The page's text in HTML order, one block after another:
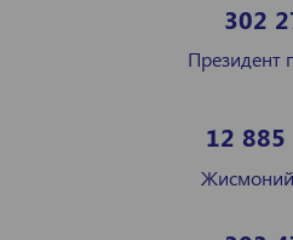
302
Президент
12 885